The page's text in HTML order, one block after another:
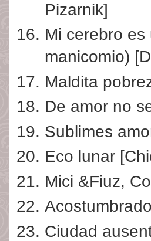
Pizarnik]
Mi cerebro
manicomio)
Maldita
De amor no
Sublimes
Eco lunar
Mici &Fiuz,
Ciudad